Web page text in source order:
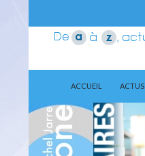
Aerozone JMJ
ACCUEIL
ACTUS